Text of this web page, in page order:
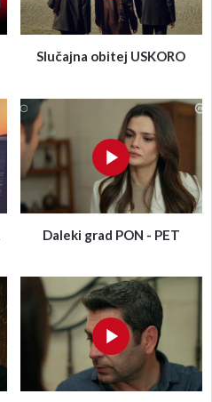
Slučajna obitej USKORO
Daleki grad PON - PET